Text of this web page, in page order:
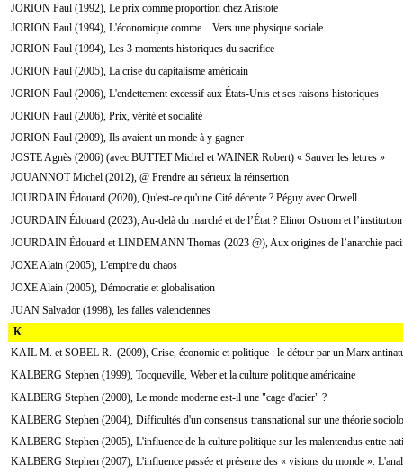
JORION Paul (1992), Le prix comme proportion chez Aristote
JORION Paul (1994), L'économique comme... Vers une physique sociale
JORION Paul (1994), Les 3 moments historiques du sacrifice
JORION Paul (2005), La crise du capitalisme américain
JORION Paul (2006), L'endettement excessif aux États-Unis et ses raisons historiques
JORION Paul (2006), Prix, vérité et socialité
JORION Paul (2009), Ils avaient un monde à y gagner
JOSTE Agnès (2006) (avec BUTTET Michel et WAINER Robert) « Sauver les lettres »
JOUANNOT Michel (2012), @ Prendre au sérieux la réinsertion
JOURDAIN Édouard (2020), Qu'est-ce qu'une Cité décente ? Péguy avec Orwell
JOURDAIN Édouard (2023), Au-delà du marché et de l’État ? Elinor Ostrom et
JOURDAIN Édouard et LINDEMANN Thomas (2023 @), Aux origines de l’anarchie
JOXE Alain (2005), L'empire du chaos
JOXE Alain (2005), Démocratie et globalisation
JUAN Salvador (1998), les falles valenciennes
K
KAIL M. et SOBEL R. (2009), Crise, économie et politique : le détour par un Marx
KALBERG Stephen (1999), Tocqueville, Weber et la culture politique américaine
KALBERG Stephen (2000), Le monde moderne est-il une "cage d'acier" ?
KALBERG Stephen (2004), Difficultés d'un consensus transnational sur une théorie
KALBERG Stephen (2005), L'influence de la culture politique sur les malentendus entre
KALBERG Stephen (2007), L'influence passée et présente des « visions du monde ».